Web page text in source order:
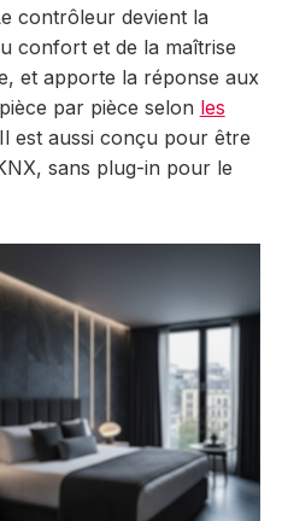
contrôleur devient la
confort et de la maîtrise
et apporte la réponse aux
par pièce selon les
est aussi conçu pour être
sans plug-in pour le